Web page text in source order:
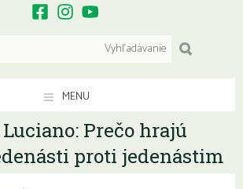
MENU
Prečo hrajú
proti jedenástim